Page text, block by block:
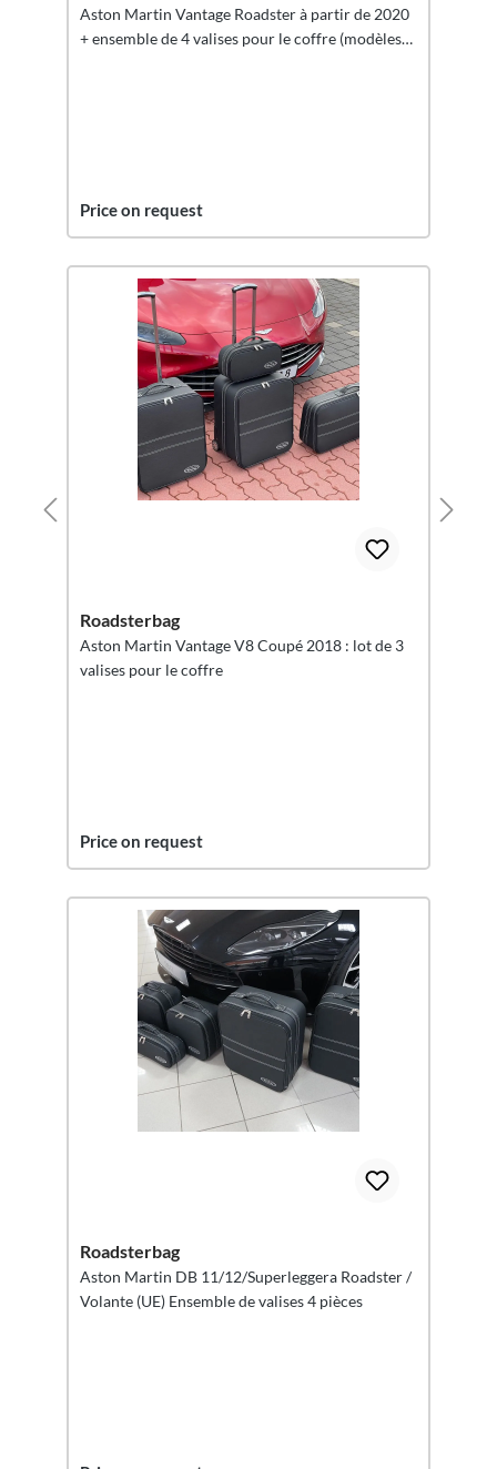
Aston Martin Vantage Roadster à partir de 2020
+ ensemble de 4 valises pour le coffre (modèles
Price on request
Roadsterbag
Aston Martin Vantage V8 Coupé 2018 : lot de 3
valises pour le coffre
Price on request
Roadsterbag
Aston Martin DB 11/12/Superleggera Roadster /
Volante (UE) Ensemble de valises 4 pièces